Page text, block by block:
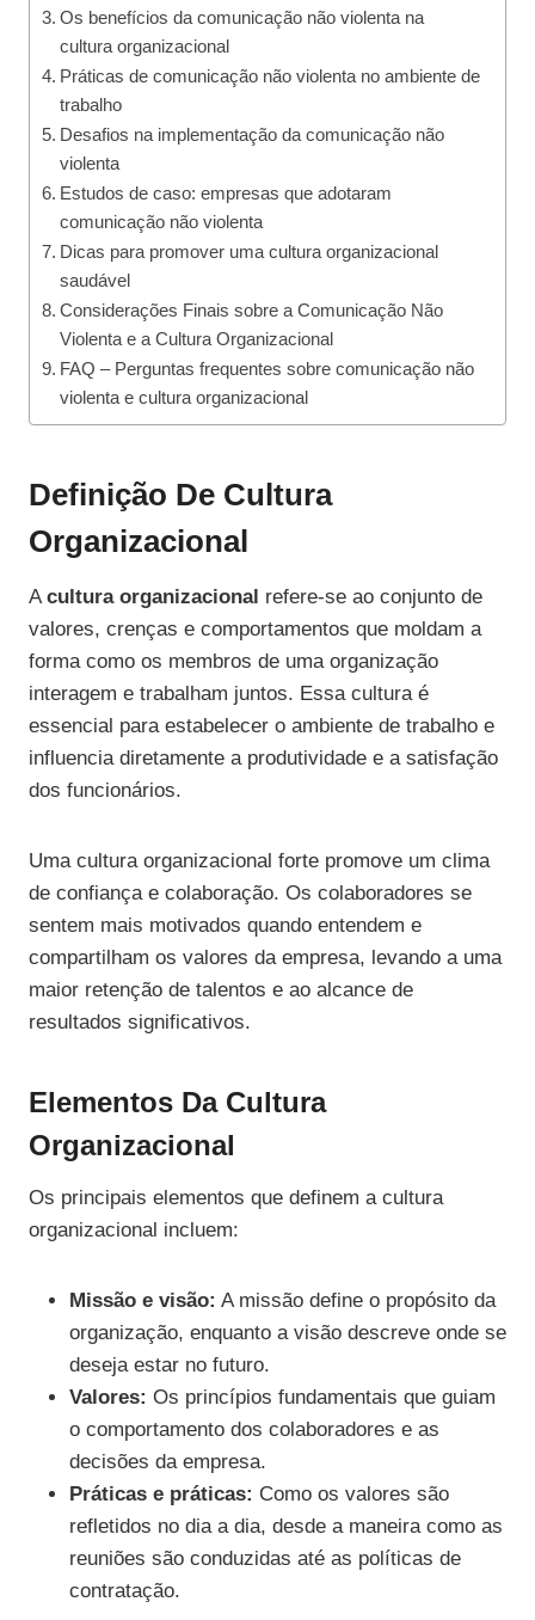
Os benefícios da comunicação não violenta na
cultura organizacional
Práticas de comunicação não violenta no ambiente de
trabalho
Desafios na implementação da comunicação não
violenta
Estudos de caso: empresas que adotaram
comunicação não violenta
Dicas para promover uma cultura organizacional
saudável
Considerações Finais sobre a Comunicação Não
Violenta e a Cultura Organizacional
FAQ – Perguntas frequentes sobre comunicação não
violenta e cultura organizacional
Definição De Cultura
Organizacional
Acultura organizacional refere-se ao conjunto de
valores, crenças e comportamentos que moldam a
forma como os membros de uma organização
interagem e trabalham juntos. Essa cultura é
essencial para estabelecer o ambiente de trabalho e
influencia diretamente a produtividade e a satisfação
dos funcionários.
Uma cultura organizacional forte promove um clima
de confiança e colaboração. Os colaboradores se
sentem mais motivados quando entendem e
compartilham os valores da empresa, levando a uma
maior retenção de talentos e ao alcance de
resultados significativos.
Elementos Da Cultura
Organizacional
Os principais elementos que definem a cultura
organizacional incluem:
Missão e visão: A missão define o propósito da
organização, enquanto a visão descreve onde se
deseja estar no futuro.
Valores: Os princípios fundamentais que guiam
o comportamento dos colaboradores e as
decisões da empresa.
Práticas e práticas: Como os valores são
refletidos no dia a dia, desde a maneira como as
reuniões são conduzidas até as políticas de
contratação.